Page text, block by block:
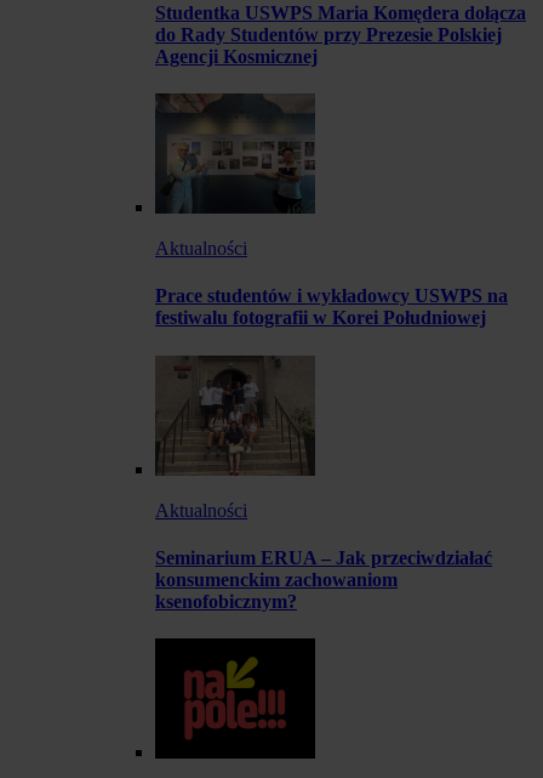
Studentka USWPS Maria Komędera dołącza
do Rady Studentów przy Prezesie Polskiej
Agencji Kosmicznej
Aktualności
Prace studentów i wykładowcy USWPS na
festiwalu fotografii w Korei Południowej
Aktualności
Seminarium ERUA – Jak przeciwdziałać
konsumenckim zachowaniom
ksenofobicznym?